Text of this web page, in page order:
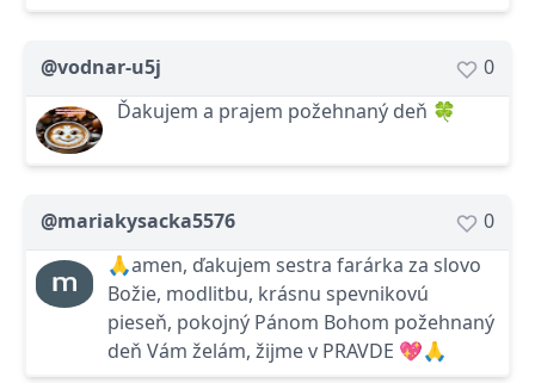
@vodnar-u5j
0
Ďakujem a prajem požehnaný deň 🍀
@mariakysacka5576
0
🙏amen, ďakujem sestra farárka za slovo
Božie, modlitbu, krásnu spevnikovú
pieseň, pokojný Pánom Bohom požehnaný
deň Vám želám, žijme v PRAVDE 💖🙏